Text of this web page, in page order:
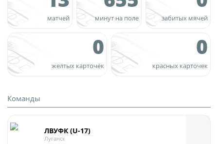
Новости
Кубок Объединенного Чемпионата по
футболу "Содружество"
Турнирные таблицы
Команды
Юрист
Бухгалтерия
Пресс-служба
Отдел информационных технологий
Инспекторско-судейский комитет
матчей минут на поле забитых мячей
желтых карточек
0
красных карточек
0
Команды
ЛВУФК (U-17)
Луганск